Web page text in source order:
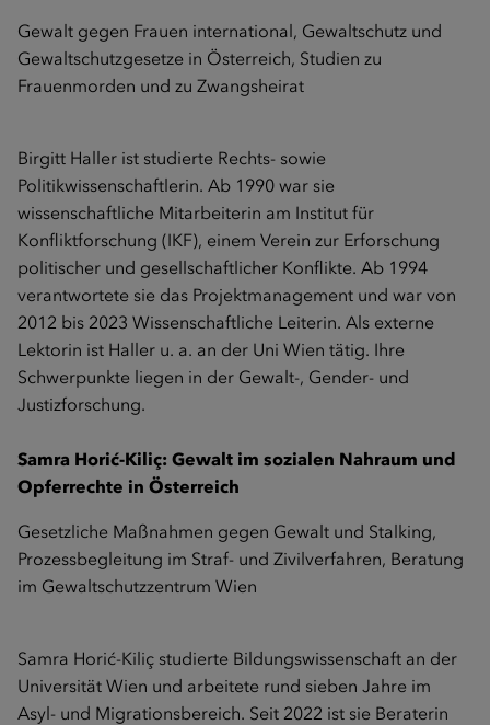
Gewalt gegen Frauen international, Gewaltschutz und
Gewaltschutzgesetze in Österreich, Studien zu
Frauenmorden und zu Zwangsheirat
Birgitt Haller ist studierte Rechts- sowie
Politikwissenschaftlerin. Ab 1990 war sie
wissenschaftliche Mitarbeiterin am Institut für
Konfliktforschung (IKF), einem Verein zur Erforschung
politischer und gesellschaftlicher Konflikte. Ab 1994
verantwortete sie das Projektmanagement und war von
2012 bis 2023 Wissenschaftliche Leiterin. Als externe
Lektorin ist Haller u. a. an der Uni Wien tätig. Ihre
Schwerpunkte liegen in der Gewalt-, Gender- und
Justizforschung.
Samra Horić-Kiliç: Gewalt im sozialen Nahraum und
Opferrechte in Österreich
Gesetzliche Maßnahmen gegen Gewalt und Stalking,
Prozessbegleitung im Straf- und Zivilverfahren, Beratung
im Gewaltschutzzentrum Wien
Samra Horić-Kiliç studierte Bildungswissenschaft an der
Universität Wien und arbeitete rund sieben Jahre im
Asyl- und Migrationsbereich. Seit 2022 ist sie Beraterin